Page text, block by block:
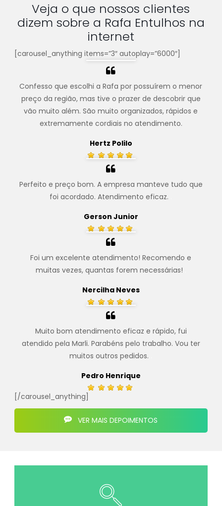
Veja o que nossos clientes
dizem sobre a Rafa Entulhos na
internet
[carousel_anything items=”3″ autoplay=”6000″]
Confesso que escolhi a Rafa por possuírem o menor
preço da região, mas tive o prazer de descobrir que
vão muito além. São muito organizados, rápidos e
extremamente cordiais no atendimento.
Hertz Polilo
Perfeito e preço bom. A empresa manteve tudo que
foi acordado. Atendimento eficaz.
Gerson Junior
Foi um excelente atendimento! Recomendo e
muitas vezes, quantas forem necessárias!
Nercilha Neves
Muito bom atendimento eficaz e rápido, fui
atendido pela Marli. Parabéns pelo trabalho. Vou ter
muitos outros pedidos.
Pedro Henrique
[/carousel_anything]
VER MAIS DEPOIMENTOS